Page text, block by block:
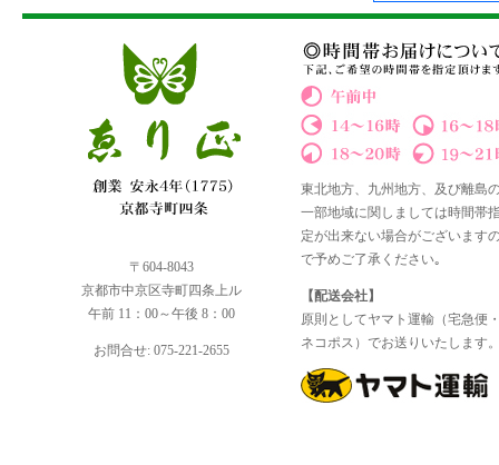
〒604-8043
京都市中京区寺町四条上ル
午前 11：00～午後 8：00
お問合せ: 075-221-2655
東北地方、九州地方、及び離島
一部地域に関しましては時間帯
定が出来ない場合がございます
で予めご了承ください｡
【配送会社】
原則としてヤマト運輸（宅急便
ネコポス）でお送りいたします